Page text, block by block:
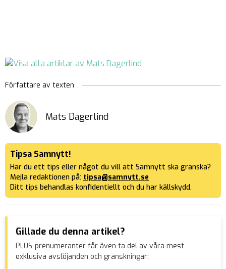
Författare av texten
Mats Dagerlind
Tipsa Samnytt!
Har du ett tips eller något du vill att Samnytt ska granska?
Mejla redaktionen på: tipsa@samnytt.se
Ditt tips behandlas konfidentiellt och du har källskydd.
Gillade du denna artikel?
PLUS-prenumeranter får även ta del av våra mest
exklusiva avslöjanden och granskningar: